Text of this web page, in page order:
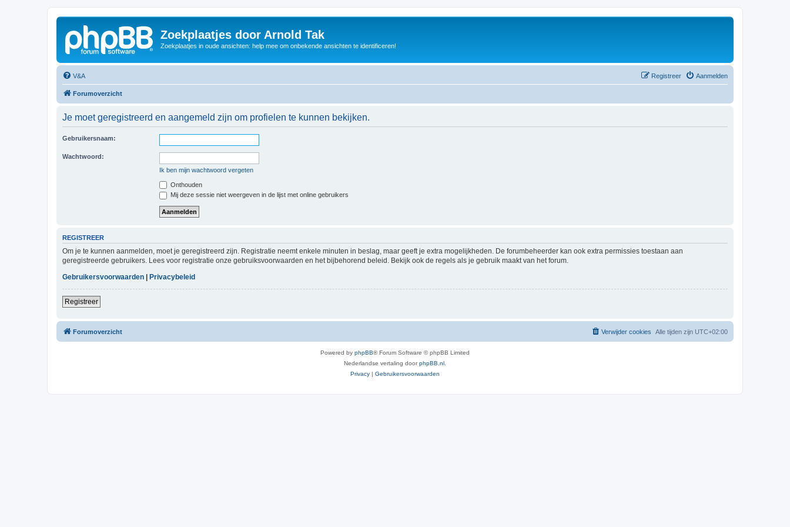
Zoekplaatjes door Arnold Tak
Zoekplaatjes in oude ansichten: help mee om onbekende ansichten te identificeren!
V&A Aanmelden
Registreer
Forumoverzicht
Je moet geregistreerd en aangemeld zijn om profielen te kunnen bekijken.
Gebruikersnaam:
Wachtwoord:
Ik ben mijn wachtwoord vergeten
Onthouden
Mij deze sessie niet weergeven in de lijst met online gebruikers
REGISTREER
Om je te kunnen aanmelden, moet je geregistreerd zijn. Registratie neemt enkele minuten in beslag, maar geeft je extra mogelijkheden. De forumbeheerder kan ook extra permissies toestaan aan
geregistreerde gebruikers. Lees voor registratie onze gebruiksvoorwaarden en het bijbehorend beleid. Bekijk ook de regels als je gebruik maakt van het forum.
Gebruikersvoorwaarden
Privacybeleid
Registreer
Forumoverzicht Alle tijden zijn UTC+02:00
Verwijder cookies
Powered by phpBB® Forum Software © phpBB Limited
Nederlandse vertaling doorphpBB.nl.
Privacy | Gebruikersvoorwaarden